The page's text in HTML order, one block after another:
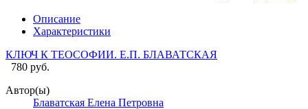
Описание
Характеристики
КЛЮЧ К ТЕОСОФИИ. Е.П. БЛАВАТСКАЯ
780 руб.
Автор(ы)
Блаватская Елена Петровна